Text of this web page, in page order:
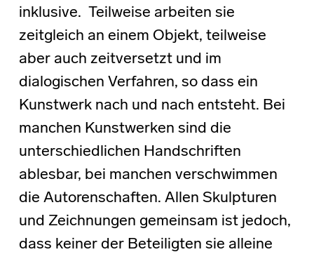
inklusive. Teilweise arbeiten sie
zeitgleich an einem Objekt, teilweise
aber auch zeitversetzt und im
dialogischen Verfahren, so dass ein
Kunstwerk nach und nach entsteht. Bei
manchen Kunstwerken sind die
unterschiedlichen Handschriften
ablesbar, bei manchen verschwimmen
die Autorenschaften. Allen Skulpturen
und Zeichnungen gemeinsam ist jedoch,
dass keiner der Beteiligten sie alleine